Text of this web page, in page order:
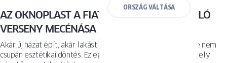
ORSZÁG VÁLTÁSA
AZ OKNOPLAST A FIATAL ÉPÍTÉSZEKBŐL ÁLLÓ
VERSENY MECÉNÁSA
Akár új házat épít, akár lakást újít fel – az új ablakok kérdése nem
csupán esztétikai döntés. Ez egy hosszú távú befektetés, amely